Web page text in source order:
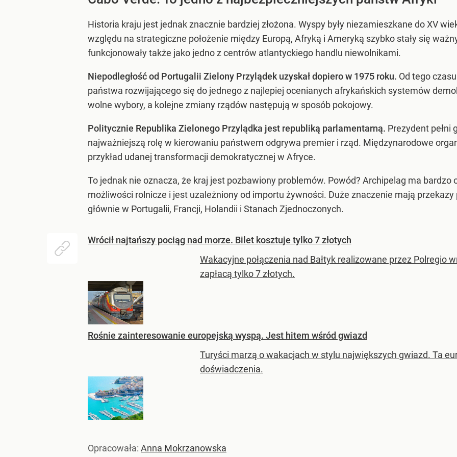
Historia kraju jest jednak znacznie bardziej złożona. Wyspy były niezamieszkane do XV
względu na strategiczne położenie między Europą, Afryką i Ameryką szybko stały się
funkcjonowały także jako jedno z centrów atlantyckiego handlu niewolnikami.
Niepodległość od Portugalii Zielony Przylądek uzyskał dopiero w 1975 roku. Od tego
państwa rozwijającego się do jednego z najlepiej ocenianych afrykańskich systemów
wolne wybory, a kolejne zmiany rządów następują w sposób pokojowy.
Politycznie Republika Zielonego Przylądka jest republiką parlamentarną. Prezydent pełni
najważniejszą rolę w kierowaniu państwem odgrywa premier i rząd. Międzynarodowe
przykład udanej transformacji demokratycznej w Afryce.
To jednak nie oznacza, że kraj jest pozbawiony problemów. Powód? Archipelag ma
możliwości rolnicze i jest uzależniony od importu żywności. Duże znaczenie mają
głównie w Portugalii, Francji, Holandii i Stanach Zjednoczonych.
Wrócił najtańszy pociąg nad morze. Bilet kosztuje tylko 7 złotych
Wakacyjne połączenia nad Bałtyk realizowane przez Polregio
zapłacą tylko 7 złotych.
Rośnie zainteresowanie europejską wyspą. Jest hitem wśród gwiazd
Turyści marzą o wakacjach w stylu największych gwiazd. Ta
doświadczenia.
Opracowała: Anna Mokrzanowska